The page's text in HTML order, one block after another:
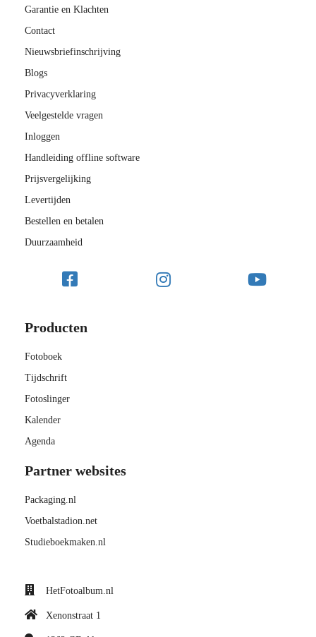
Garantie en Klachten
Contact
Nieuwsbriefinschrijving
Blogs
Privacyverklaring
Veelgestelde vragen
Inloggen
Handleiding offline software
Prijsvergelijking
Levertijden
Bestellen en betalen
Duurzaamheid
Producten
Fotoboek
Tijdschrift
Fotoslinger
Kalender
Agenda
Partner websites
Packaging.nl
Voetbalstadion.net
Studieboekmaken.nl
HetFotoalbum.nl
Xenonstraat 1